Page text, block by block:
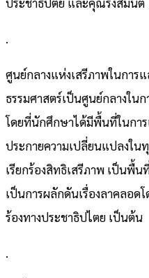
.
ศูนย์กลางแห่งเสรีภาพในการ
ธรรมศาสตร์เป็นศูนย์กลางใน
โดยที่นักศึกษาได้มีพื้นที่ในกา
ประกายความเปลี่ยนแปลงใน
เรียกร้องสิทธิเสรีภาพ เป็นพื้
เป็นการผลักดันเรื่องลาคลอด
ร้องทางประชาธิปไตย เป็นต้น
.